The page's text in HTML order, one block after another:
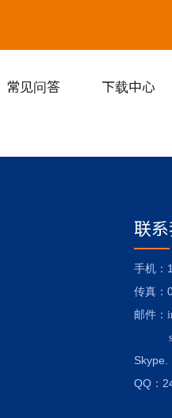
常见问答 下载中心
联
手机
传真
邮件 ：
Skype.
QQ：